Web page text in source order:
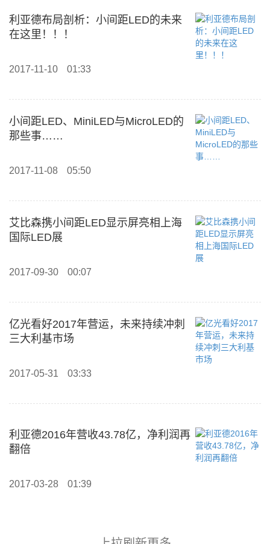
利亚德布局剖析：小间距LED的未来
在这里！！！
2017-11-10 01:33
小间距LED、MiniLED与MicroLED的
那些事……
2017-11-08 05:50
艾比森携小间距LED显示屏亮相上海
国际LED展
2017-09-30 00:07
亿光看好2017年营运，未来持续冲刺
三大利基市场
2017-05-31 03:33
利亚德2016年营收43.78亿，净利润再
翻倍
2017-03-28 01:39